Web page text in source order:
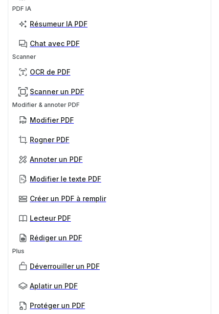
PDF IA
Résumeur IA PDF
Chat avec PDF
Scanner
OCR de PDF
Scanner un PDF
Modifier & annoter PDF
Modifier PDF
Rogner PDF
Annoter un PDF
Modifier le texte PDF
Créer un PDF à remplir
Lecteur PDF
Rédiger un PDF
Plus
Déverrouiller un PDF
Aplatir un PDF
Protéger un PDF